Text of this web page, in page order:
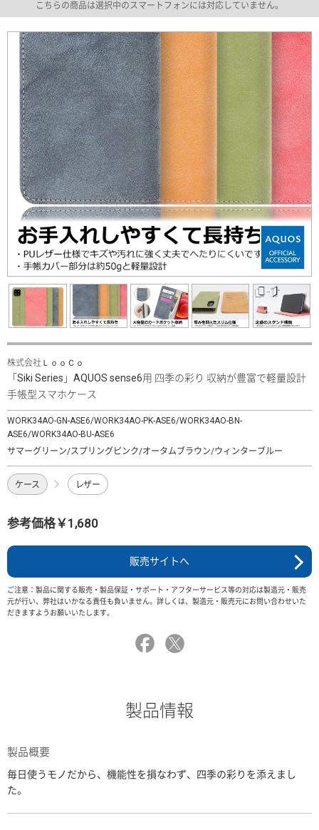
こちらの商品は選択中のスマートフォンには対応していません。
株式会社ＬｏｏＣｏ
「Siki Series」AQUOS sense6用 四季の彩り 収納が豊富で軽量設計
手帳型スマホケース
WORK34AO-GN-ASE6/WORK34AO-PK-ASE6/WORK34AO-BN-
ASE6/WORK34AO-BU-ASE6
サマーグリーン/スプリングピンク/オータムブラウン/ウィンターブルー
ケース レザー
参考価格￥1,680
販売サイトへ
ご注意：製品に関する販売・製品保証・サポート・アフターサービス等の対応は製造元・販売
元が行い、弊社はいかなる責任も負いません。詳しくは、製造元・販売元にお問い合わせいた
だきますようお願いいたします。
製品情報
製品概要
毎日使うモノだから、機能性を損なわず、四季の彩りを添えまし
た。